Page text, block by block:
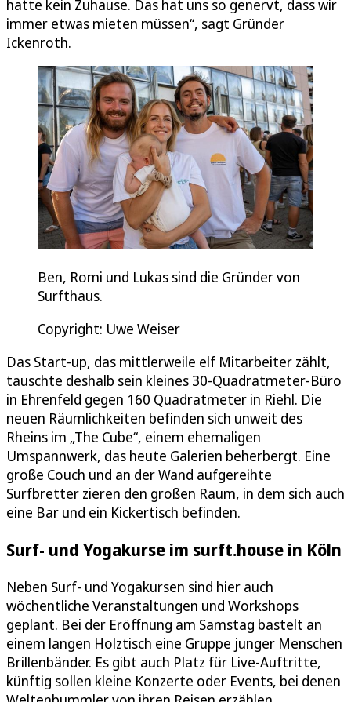
hatte kein Zuhause. Das hat uns so genervt, dass wir
immer etwas mieten müssen“, sagt Gründer
Ickenroth.
Ben, Romi und Lukas sind die Gründer von
Surfthaus.
Copyright: Uwe Weiser
Das Start-up, das mittlerweile elf Mitarbeiter zählt,
tauschte deshalb sein kleines 30-Quadratmeter-Büro
in Ehrenfeld gegen 160 Quadratmeter in Riehl. Die
neuen Räumlichkeiten befinden sich unweit des
Rheins im „The Cube“, einem ehemaligen
Umspannwerk, das heute Galerien beherbergt. Eine
große Couch und an der Wand aufgereihte
Surfbretter zieren den großen Raum, in dem sich auch
eine Bar und ein Kickertisch befinden.
Surf- und Yogakurse im surft.house in Köln
Neben Surf- und Yogakursen sind hier auch
wöchentliche Veranstaltungen und Workshops
geplant. Bei der Eröffnung am Samstag bastelt an
einem langen Holztisch eine Gruppe junger Menschen
Brillenbänder. Es gibt auch Platz für Live-Auftritte,
künftig sollen kleine Konzerte oder Events, bei denen